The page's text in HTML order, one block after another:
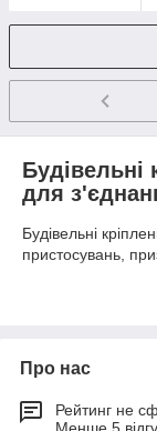
Будівельні
для
Будівельні
пристосувань,
категоріями
попереднього
Створити певну
Про нас
Рейтинг не